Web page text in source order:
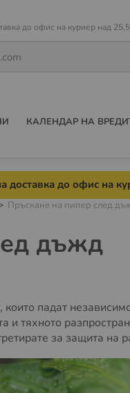
до офис на куриер над
КАЛЕНДАР НА
доставка до офис на
Пръскане на пипер след
дъжд
падат
и тяхното
за защита на